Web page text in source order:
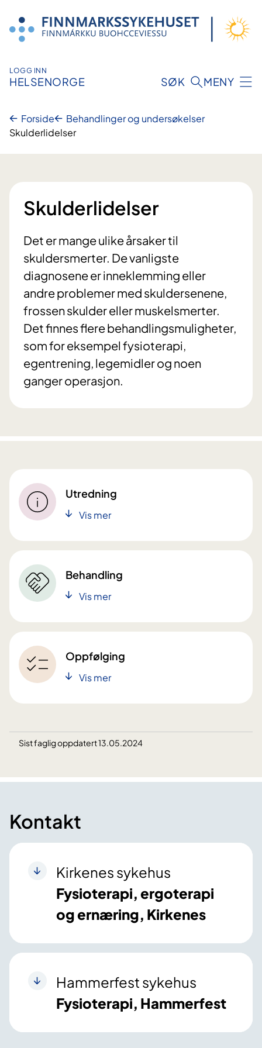
innhold
LOGG INN
HELSENORGE SØK MENY
Forside
Behandlinger og undersøkelser
Skulderlidelser
Skulderlidelser
Det er mange ulike årsaker til
skuldersmerter. De vanligste
diagnosene er inneklemming eller
andre problemer med skuldersenene,
frossen skulder eller muskelsmerter.
Det finnes flere behandlingsmuligheter,
som for eksempel fysioterapi,
egentrening, legemidler og noen
ganger operasjon.
Utredning
Vis mer
Behandling
Vis mer
Oppfølging
Vis mer
Sist faglig oppdatert 13.05.2024
Kontakt
Kirkenes sykehus
Fysioterapi, ergoterapi
og ernæring, Kirkenes
Hammerfest sykehus
Fysioterapi, Hammerfest